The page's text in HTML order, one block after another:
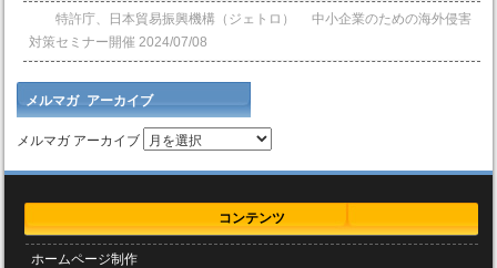
特許庁、日本貿易振興機構（ジェトロ） 中小企業のための海外侵害
対策セミナー開催 2024/07/08
メルマガ アーカイブ
メルマガ アーカイブ
コンテンツ
ホームページ制作